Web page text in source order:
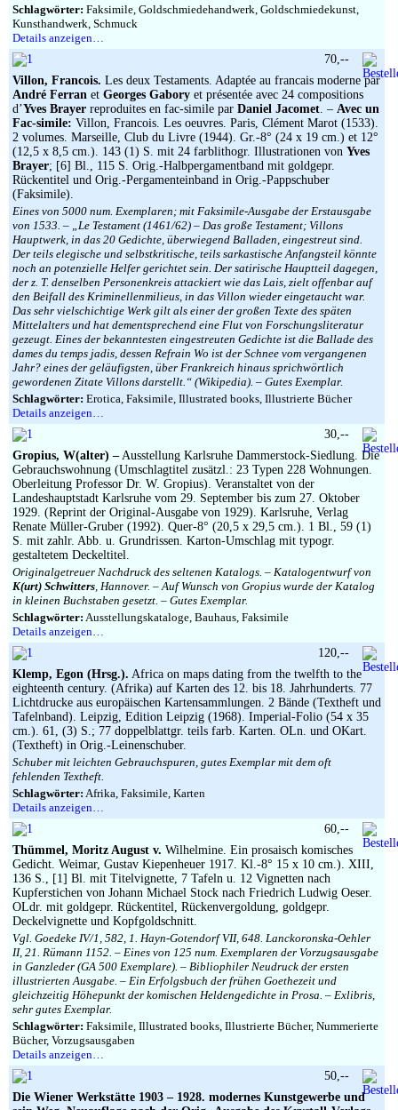
Schlagwörter: Faksimile, Goldschmiedehandwerk, Goldschmiedekunst,
Kunsthandwerk, Schmuck
Details anzeigen…
Villon, Francois. Les deux Testaments. Adaptée au francais moderne par
André Ferran et Georges Gabory et présentée avec 24 compositions
d’Yves Brayer reproduites en fac-simile par Daniel Jacomet. – Avec un
Fac-simile: Villon, Francois. Les oeuvres. Paris, Clément Marot (1533).
2 volumes. Marseille, Club du Livre (1944). Gr.-8° (24 x 19 cm.) et 12°
(12,5 x 8,5 cm.). 143 (1) S. mit 24 farblithogr. Illustrationen von Yves
Brayer; [6] Bl., 115 S. Orig.-Halbpergamentband mit goldgepr.
Rückentitel und Orig.-Pergamenteinband in Orig.-Pappschuber
(Faksimile).
Eines von 5000 num. Exemplaren; mit Faksimile-Ausgabe der Erstausgabe
von 1533. – „Le Testament (1461/62) – Das große Testament; Villons
Hauptwerk, in das 20 Gedichte, überwiegend Balladen, eingestreut sind.
Der teils elegische und selbstkritische, teils sarkastische Anfangsteil könnte
noch an potenzielle Helfer gerichtet sein. Der satirische Hauptteil dagegen,
der z. T. denselben Personenkreis attackiert wie das Lais, zielt offenbar auf
den Beifall des Kriminellenmilieus, in das Villon wieder eingetaucht war.
Das sehr vielschichtige Werk gilt als einer der großen Texte des späten
Mittelalters und hat dementsprechend eine Flut von Forschungsliteratur
gezeugt. Eines der bekanntesten eingestreuten Gedichte ist die Ballade des
dames du temps jadis, dessen Refrain Wo ist der Schnee vom vergangenen
Jahr? eines der geläufigsten, über Frankreich hinaus sprichwörtlich
gewordenen Zitate Villons darstellt.“ (Wikipedia). – Gutes Exemplar.
Schlagwörter: Erotica, Faksimile, Illustrated books, Illustrierte Bücher
Details anzeigen…
70,--
Gropius, W(alter) – Ausstellung Karlsruhe Dammerstock-Siedlung. Die
Gebrauchswohnung (Umschlagtitel zusätzl.: 23 Typen 228 Wohnungen.
Oberleitung Professor Dr. W. Gropius). Veranstaltet von der
Landeshauptstadt Karlsruhe vom 29. September bis zum 27. Oktober
1929. (Reprint der Original-Ausgabe von 1929). Karlsruhe, Verlag
Renate Müller-Gruber (1992). Quer-8° (20,5 x 29,5 cm.). 1 Bl., 59 (1)
S. mit zahlr. Abb. u. Grundrissen. Karton-Umschlag mit typogr.
gestaltetem Deckeltitel.
Originalgetreuer Nachdruck des seltenen Katalogs. – Katalogentwurf von
K(urt) Schwitters, Hannover. – Auf Wunsch von Gropius wurde der Katalog
in kleinen Buchstaben gesetzt. – Gutes Exemplar.
Schlagwörter: Ausstellungskataloge, Bauhaus, Faksimile
Details anzeigen…
30,--
Klemp, Egon (Hrsg.). Africa on maps dating from the twelfth to the
eighteenth century. (Afrika) auf Karten des 12. bis 18. Jahrhunderts. 77
Lichtdrucke aus europäischen Kartensammlungen. 2 Bände (Textheft und
Tafelnband). Leipzig, Edition Leipzig (1968). Imperial-Folio (54 x 35
cm.). 61, (3) S.; 77 doppelblattgr. teils farb. Karten. OLn. und OKart.
(Textheft) in Orig.-Leinenschuber.
Schuber mit leichten Gebrauchspuren, gutes Exemplar mit dem oft
fehlenden Textheft.
Schlagwörter: Afrika, Faksimile, Karten
Details anzeigen…
120,--
Thümmel, Moritz August v. Wilhelmine. Ein prosaisch komisches
Gedicht. Weimar, Gustav Kiepenheuer 1917. Kl.-8° 15 x 10 cm.). XIII,
136 S., [1] Bl. mit Titelvignette, 7 Tafeln u. 12 Vignetten nach
Kupferstichen von Johann Michael Stock nach Friedrich Ludwig Oeser.
OLdr. mit goldgepr. Rückentitel, Rückenvergoldung, goldgepr.
Deckelvignette und Kopfgoldschnitt.
Vgl. Goedeke IV/1, 582, 1. Hayn-Gotendorf VII, 648. Lanckoronska-Oehler
II, 21. Rümann 1152. – Eines von 125 num. Exemplaren der Vorzugsausgabe
in Ganzleder (GA 500 Exemplare). – Bibliophiler Neudruck der ersten
illustrierten Ausgabe. – Ein Erfolgsbuch der frühen Goethezeit und
gleichzeitig Höhepunkt der komischen Heldengedichte in Prosa. – Exlibris,
sehr gutes Exemplar.
Schlagwörter: Faksimile, Illustrated books, Illustrierte Bücher, Nummerierte
Bücher, Vorzugsausgaben
Details anzeigen…
60,--
Die Wiener Werkstätte 1903 – 1928. modernes Kunstgewerbe und
50,--